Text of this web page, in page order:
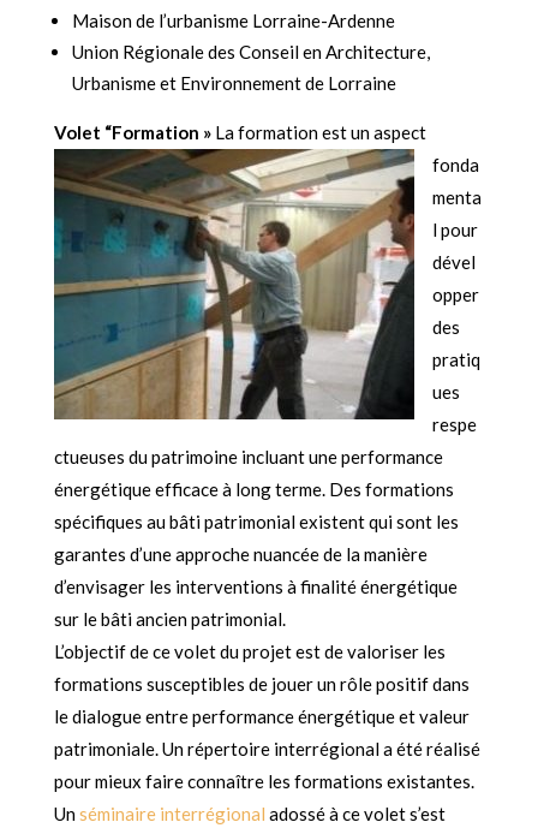
Maison de l’urbanisme Lorraine-Ardenne
Union Régionale des Conseil en Architecture,
Urbanisme et Environnement de Lorraine
Volet “Formation » La formation est un aspect
fonda
menta
l pour
dével
opper
des
pratiq
ues
respe
ctueuses du patrimoine incluant une performance
énergétique efficace à long terme. Des formations
spécifiques au bâti patrimonial existent qui sont les
garantes d’une approche nuancée de la manière
d’envisager les interventions à finalité énergétique
sur le bâti ancien patrimonial.
L’objectif de ce volet du projet est de valoriser les
formations susceptibles de jouer un rôle positif dans
le dialogue entre performance énergétique et valeur
patrimoniale. Un répertoire interrégional a été réalisé
pour mieux faire connaître les formations existantes.
Unséminaire interrégional adossé à ce volet s’est